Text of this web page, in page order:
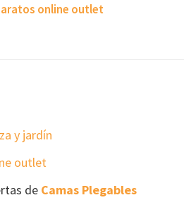
online outlet
y jardín
outlet
de Camas Plegables